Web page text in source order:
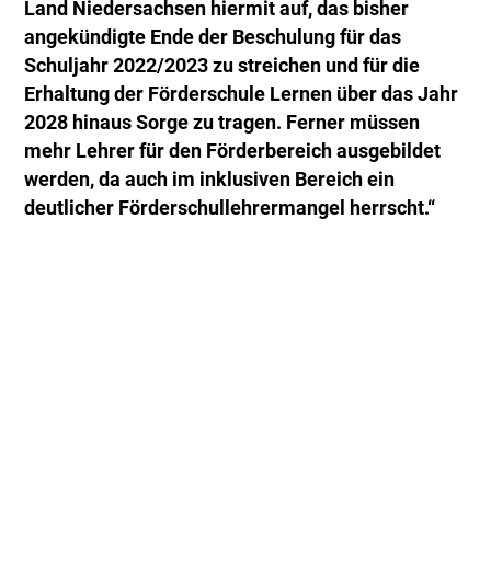
Land Niedersachsen hiermit auf, das bisher
angekündigte Ende der Beschulung für das
Schuljahr 2022/2023 zu streichen und für die
Erhaltung der Förderschule Lernen über das Jahr
2028 hinaus Sorge zu tragen. Ferner müssen
mehr Lehrer für den Förderbereich ausgebildet
werden, da auch im inklusiven Bereich ein
deutlicher Förderschullehrermangel herrscht.“